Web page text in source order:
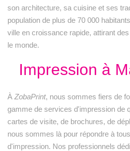
son architecture, sa cuisine et ses
population de plus de 70 000
ville en croissance rapide, attirant
le monde.
Impression à
À ZobaPrint, nous sommes fiers de
gamme de services d'impression de
cartes de visite, de brochures, de
nous sommes là pour répondre à
d'impression. Nos professionnels